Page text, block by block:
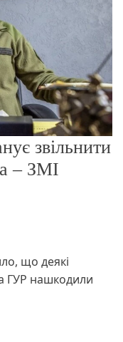
звільнити
– ЗМІ
що деякі
ГУР нашкодили